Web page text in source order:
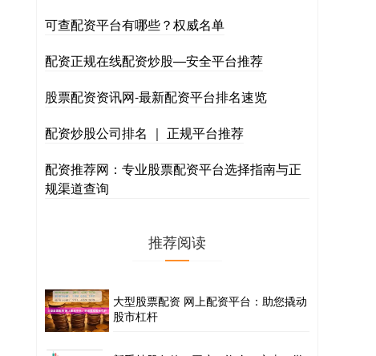
可查配资平台有哪些？权威名单
配资正规在线配资炒股—安全平台推荐
股票配资资讯网-最新配资平台排名速览
配资炒股公司排名 ｜ 正规平台推荐
配资推荐网：专业股票配资平台选择指南与正
规渠道查询
推荐阅读
大型股票配资 网上配资平台：助您撬动
股市杠杆